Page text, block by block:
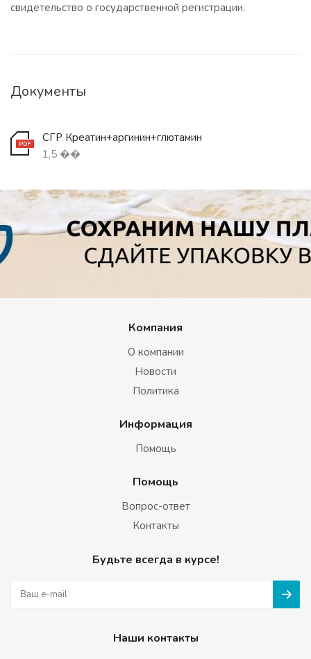
свидетельство о государственной регистрации.
Документы
СГР Креатин+аргинин+глютамин
1,5 ��
Компания
О компании
Новости
Политика
Информация
Помощь
Помощь
Вопрос-ответ
Контакты
Будьте всегда в курсе!
Наши контакты